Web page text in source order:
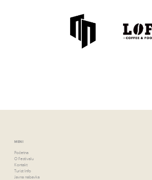
MENI
Početna
O Festivalu
Kontakt
Turist Info
Javna nabavka